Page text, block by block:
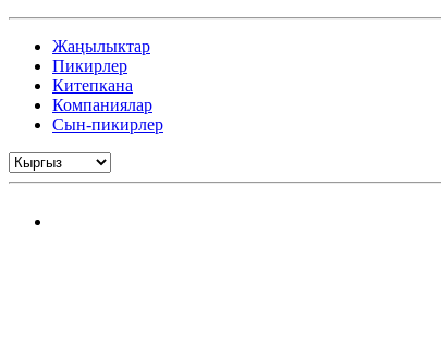
Жаңылыктар
Пикирлер
Китепкана
Компаниялар
Сын-пикирлер